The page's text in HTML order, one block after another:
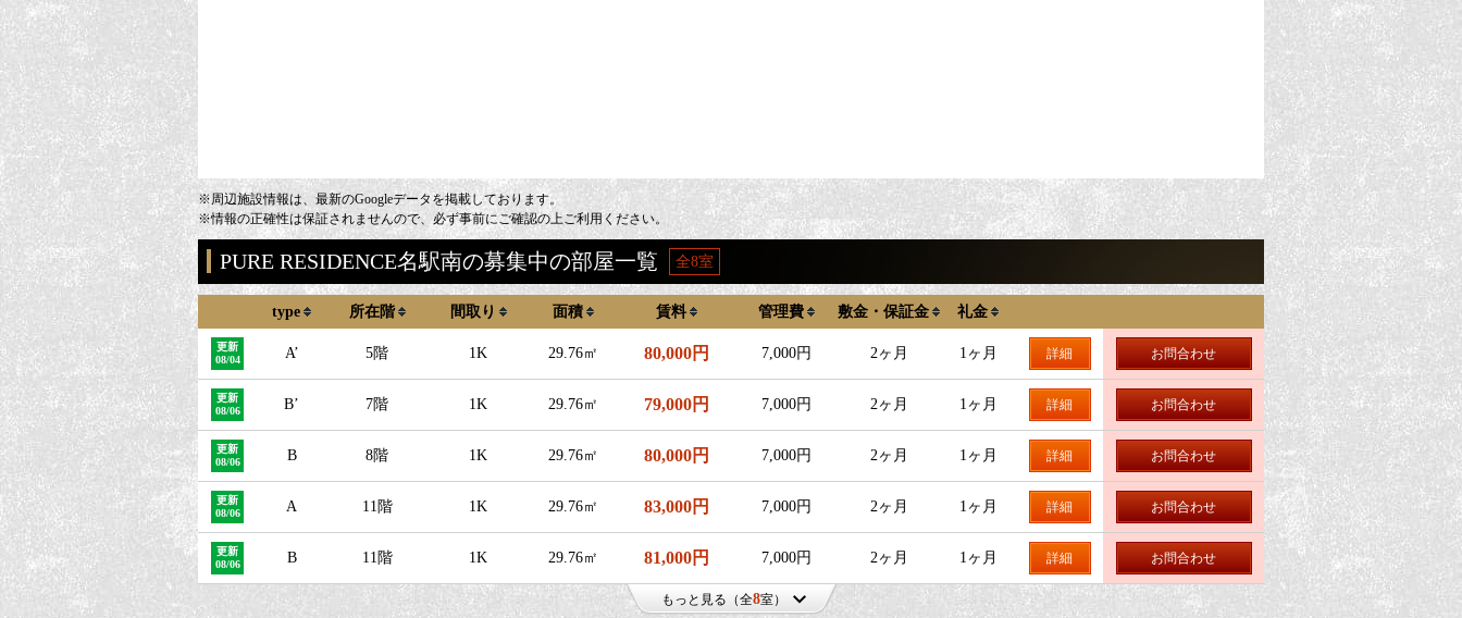
※周辺施設情報は、最新のGoogleデータを掲載しております。
※情報の正確性は保証されませんので、必ず事前にご確認の上ご利用ください。
PURE RESIDENCE名駅南の募集中の部屋一覧 全8室
type 所在階 間取り 面積 賃料 管理費 敷金・保証金 礼金
更新
08/04
A’ 5階 1K 29.76㎡ 80,000円 7,000円 2ヶ月 1ヶ月 詳細 お問合わせ
更新
08/06
B’ 7階 1K 29.76㎡ 79,000円 7,000円 2ヶ月 1ヶ月 詳細 お問合わせ
更新
08/06
B 8階 1K 29.76㎡ 80,000円 7,000円 2ヶ月 1ヶ月 詳細 お問合わせ
更新
08/06
A 11階 1K 29.76㎡ 83,000円 7,000円 2ヶ月 1ヶ月 詳細 お問合わせ
更新
08/06
B 11階 1K 29.76㎡ 81,000円 7,000円 2ヶ月 1ヶ月 詳細 お問合わせ
もっと見る（全8室）